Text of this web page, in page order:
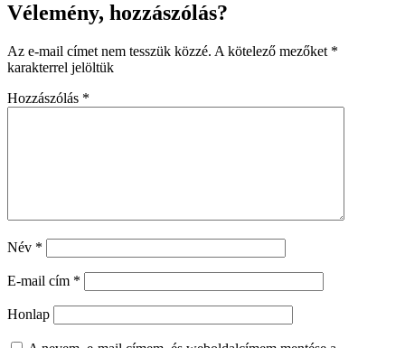
Vélemény, hozzászólás?
Az e-mail címet nem tesszük közzé. A kötelező mezőket *
karakterrel jelöltük
Hozzászólás *
Név *
E-mail cím *
Honlap